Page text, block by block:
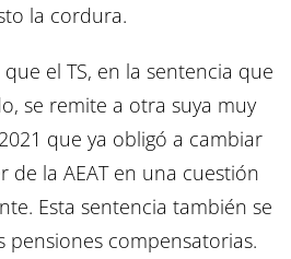
la cordura.
el TS, en la sentencia que
se remite a otra suya muy
que ya obligó a cambiar
de la AEAT en una cuestión
Esta sentencia también se
pensiones compensatorias.